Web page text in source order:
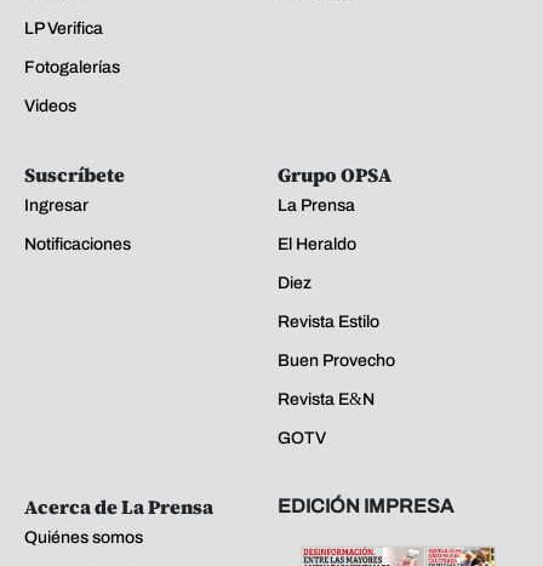
LP Verifica
Fotogalerías
Videos
Suscríbete
Ingresar
Notificaciones
Grupo OPSA
La Prensa
El Heraldo
Diez
Revista Estilo
Buen Provecho
Revista E&N
GOTV
Acerca de La Prensa
Quiénes somos
EDICIÓN IMPRESA